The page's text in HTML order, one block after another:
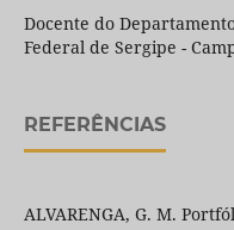
Docente do
Federal de Sergipe -
REFERÊNCIAS
ALVARENGA, G. M.